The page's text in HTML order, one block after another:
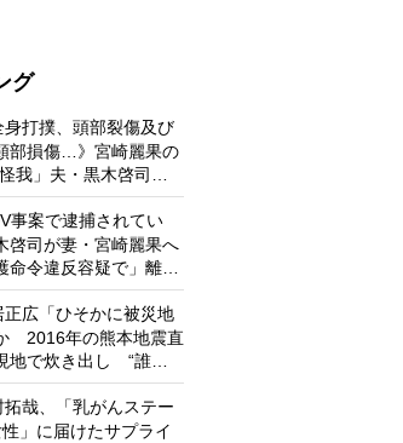
グ
身打撲、頭部裂傷及び
部損傷…》宮崎麗果の
怪我」夫・黒木啓司の
まる「夫婦の闘争」
事案で逮捕されてい
啓司が妻・宮崎麗果へ
命令違反容疑で」離婚
第二ステージ」へ
正広「ひそかに被災地
2016年の熊本地震直
地で炊き出し “誰に
なくて良い”と、むし
福祉活動への思い
拓哉、「乳がんステー
」に届けたサプライ